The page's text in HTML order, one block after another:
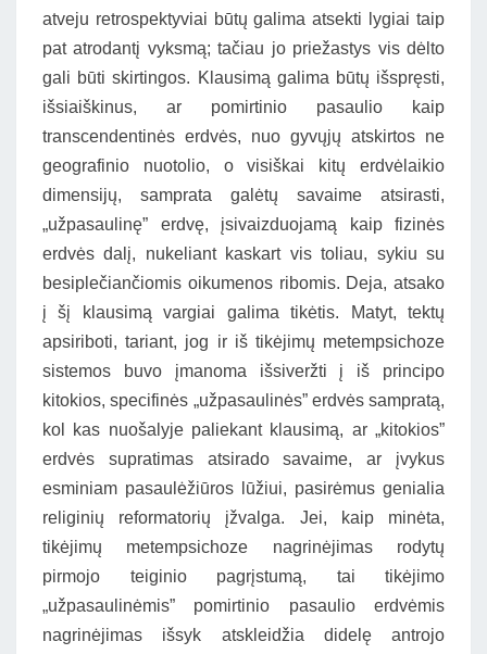
atveju retrospektyviai būtų galima atsekti lygiai taip
pat atrodantį vyksmą; tačiau jo priežastys vis dėlto
gali būti skirtingos. Klausimą galima būtų išspręsti,
išsiaiškinus, ar pomirtinio pasaulio kaip
transcendentinės erdvės, nuo gyvųjų atskirtos ne
geografinio nuotolio, o visiškai kitų erdvėlaikio
dimensijų, samprata galėtų savaime atsirasti,
„užpasaulinę” erdvę, įsivaizduojamą kaip fizinės
erdvės dalį, nukeliant kaskart vis toliau, sykiu su
besiplečiančiomis oikumenos ribomis. Deja, atsako
į šį klausimą vargiai galima tikėtis. Matyt, tektų
apsiriboti, tariant, jog ir iš tikėjimų metempsichoze
sistemos buvo įmanoma išsiveržti į iš principo
kitokios, specifinės „užpasaulinės” erdvės sampratą,
kol kas nuošalyje paliekant klausimą, ar „kitokios”
erdvės supratimas atsirado savaime, ar įvykus
esminiam pasaulėžiūros lūžiui, pasirėmus genialia
religinių reformatorių įžvalga. Jei, kaip minėta,
tikėjimų metempsichoze nagrinėjimas rodytų
pirmojo teiginio pagrįstumą, tai tikėjimo
„užpasaulinėmis” pomirtinio pasaulio erdvėmis
nagrinėjimas išsyk atskleidžia didelę antrojo